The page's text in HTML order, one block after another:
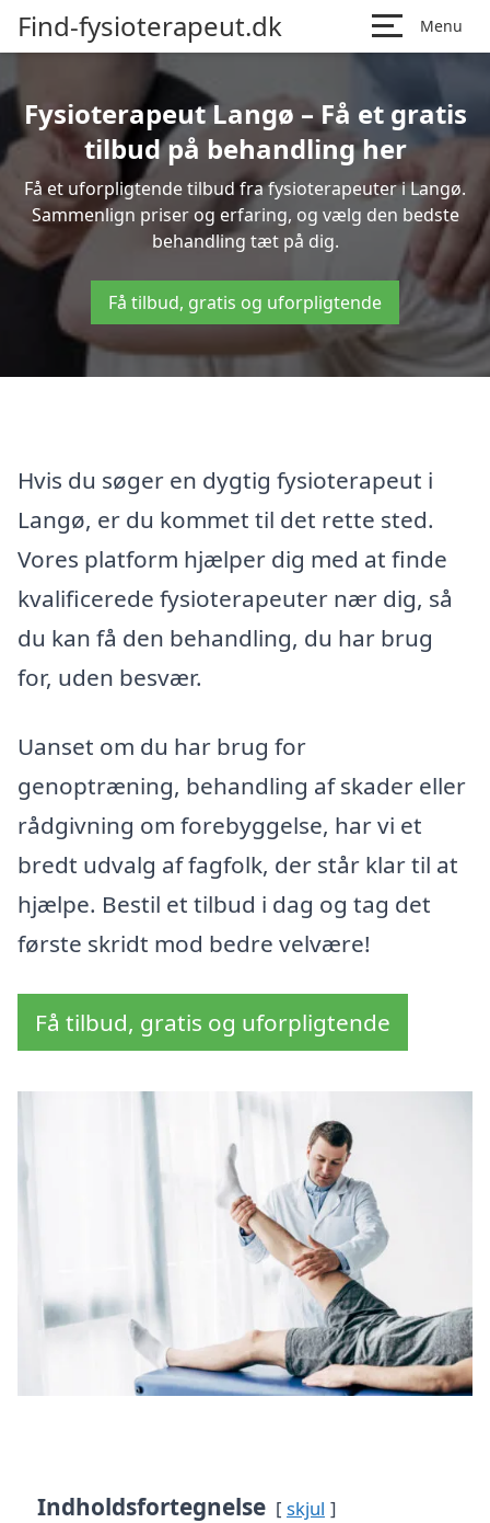
Find-fysioterapeut.dk Menu
Fysioterapeut Langø – Få et gratis
tilbud på behandling her
Få et uforpligtende tilbud fra fysioterapeuter i Langø.
Sammenlign priser og erfaring, og vælg den bedste
behandling tæt på dig.
Få tilbud, gratis og uforpligtende
Hvis du søger en dygtig fysioterapeut i
Langø, er du kommet til det rette sted.
Vores platform hjælper dig med at finde
kvalificerede fysioterapeuter nær dig, så
du kan få den behandling, du har brug
for, uden besvær.
Uanset om du har brug for
genoptræning, behandling af skader eller
rådgivning om forebyggelse, har vi et
bredt udvalg af fagfolk, der står klar til at
hjælpe. Bestil et tilbud i dag og tag det
første skridt mod bedre velvære!
Få tilbud, gratis og uforpligtende
Indholdsfortegnelse skjul